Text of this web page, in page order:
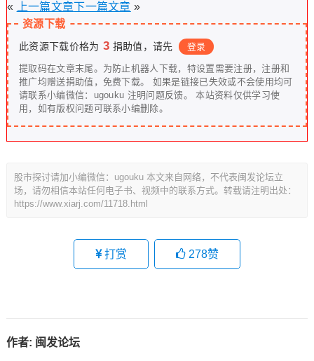
« 上一篇文章下一篇文章 »
资源下载
此资源下载价格为 3 捐助值，请先 登录
提取码在文章末尾。为防止机器人下载，特设置需要注册，注册和
推广均赠送捐助值，免费下载。 如果是链接已失效或不会使用均可
请联系小编微信：ugouku 注明问题反馈。 本站资料仅供学习使
用，如有版权问题可联系小编删除。
股市探讨请加小编微信：ugouku 本文来自网络，不代表闽发论坛立
场，请勿相信本站任何电子书、视频中的联系方式。转载请注明出处：
https://www.xiarj.com/11718.html
打赏 278赞
作者: 闽发论坛